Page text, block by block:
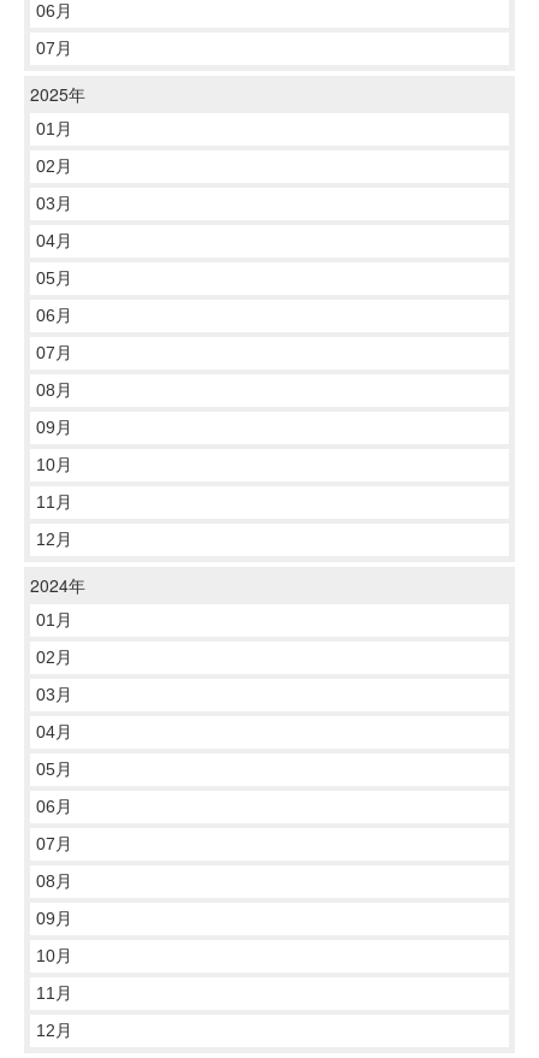
06月
07月
2025年
01月
02月
03月
04月
05月
06月
07月
08月
09月
10月
11月
12月
2024年
01月
02月
03月
04月
05月
06月
07月
08月
09月
10月
11月
12月